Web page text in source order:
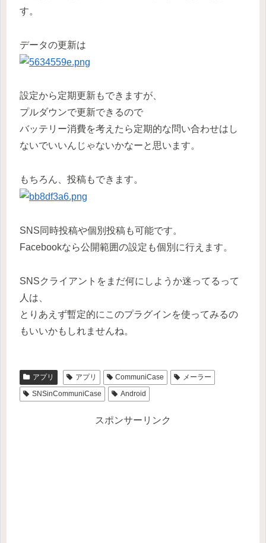
す。
データの更新は
設定から定期更新もできますが、
プルダウンで更新できるので
バッテリー消費を考えたら定期的な問い合わせはし
ないでいいんじゃないかなーと思います。
もちろん、投稿もできます。
SNS同時投稿や個別投稿も可能です。
Facebookなら公開範囲の設定も個別に行えます。
SNSクライアントをまだ何にしようか迷ってるって
人は、
とりあえず暫定的にこのプラグインを使ってみるの
もいいかもしれませんね。
アプリ アプリ CommuniCase
メーラー
SNSinCommuniCase
Android
スポンサーリンク